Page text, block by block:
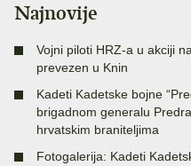
Najnovije
Vojni piloti HRZ-a u akciji
prevezen u Knin
Kadeti Kadetske bojne
brigadnom generalu
hrvatskim braniteljima
Fotogalerija: Kadeti